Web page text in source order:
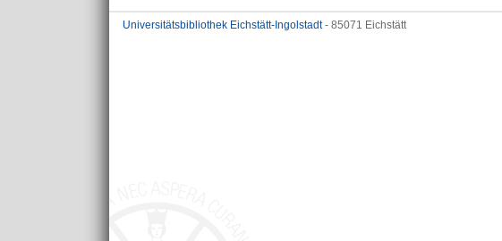
Universitätsbibliothek Eichstätt-Ingolstadt- 85071 Eichstätt